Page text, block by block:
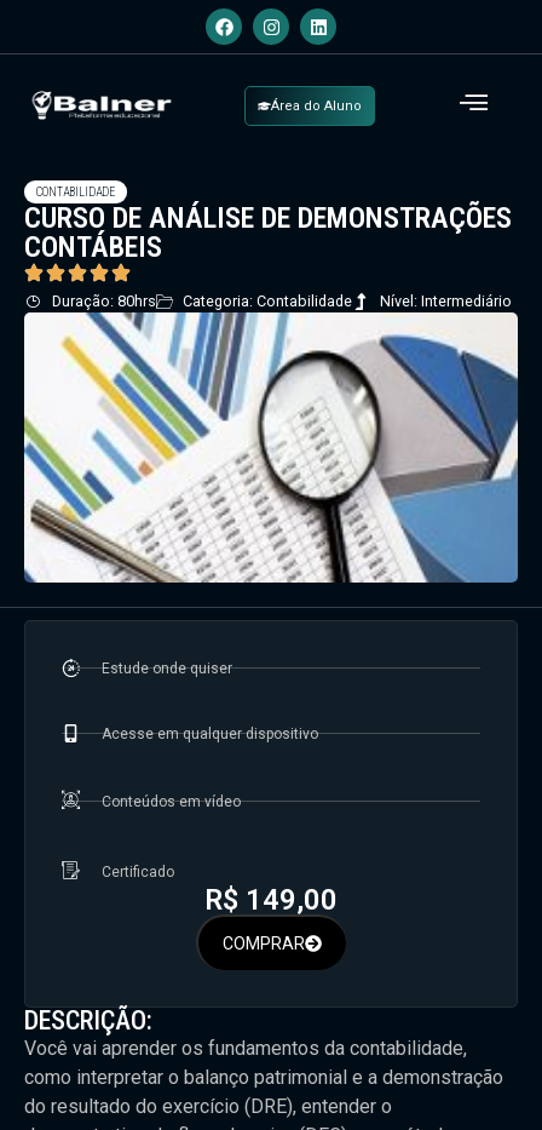
Área do Aluno
CONTABILIDADE
CURSO DE ANÁLISE DE DEMONSTRAÇÕES
CONTÁBEIS
Duração: 80hrs Categoria: Contabilidade Nível: Intermediário
DESCRIÇÃO:
Você vai aprender os fundamentos da contabilidade,
como interpretar o balanço patrimonial e a demonstração
do resultado do exercício (DRE), entender o
Estude onde quiser
Acesse em qualquer dispositivo
Conteúdos em vídeo
Certificado
R$ 149,00
COMPRAR